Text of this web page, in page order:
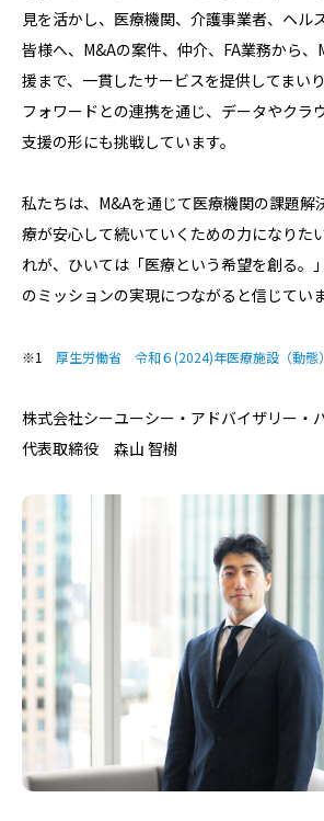
見を活かし、医療機関、介護事業者、ヘル
皆様へ、M&Aの案件、仲介、FA業務から、
援まで、一貫したサービスを提供してまい
フォワードとの連携を通じ、データやクラ
支援の形にも挑戦しています。
私たちは、M&Aを通じて医療機関の課題解
療が安心して続いていくための力になりた
れが、ひいては「医療という希望を創る。
のミッションの実現につながると信じていま
※1 厚生労働省 令和６(2024)年医療施設（動態
株式会社シーユーシー・アドバイザリー・
代表取締役 森山 智樹